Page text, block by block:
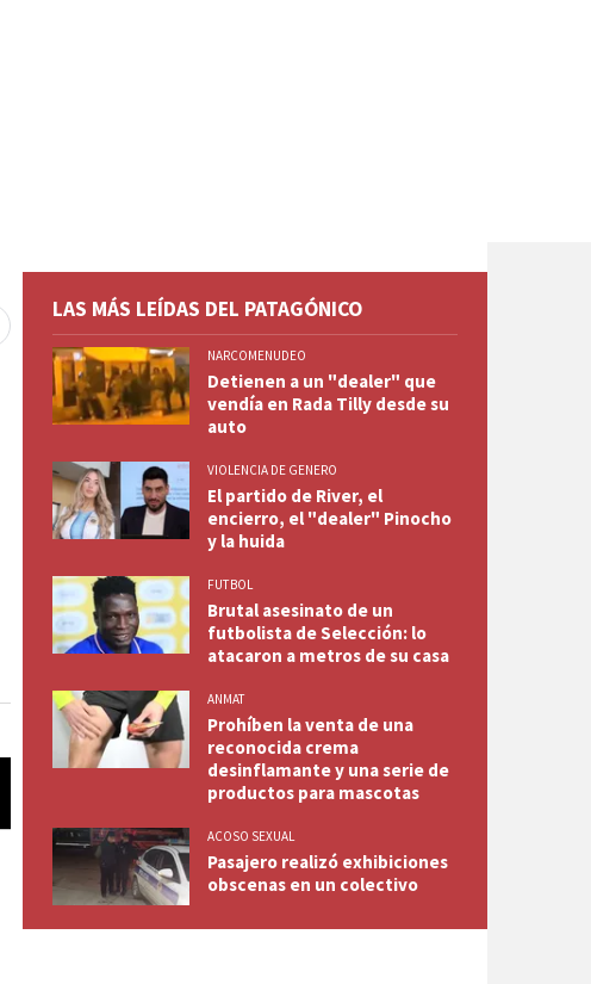
LAS MÁS LEÍDAS DEL PATAGÓNICO
NARCOMENUDEO
Detienen a un "dealer" que
vendía en Rada Tilly desde su
auto
VIOLENCIA DE GENERO
El partido de River, el
encierro, el "dealer" Pinocho
y la huida
FUTBOL
Brutal asesinato de un
futbolista de Selección: lo
atacaron a metros de su casa
ANMAT
Prohíben la venta de una
reconocida crema
desinflamante y una serie de
productos para mascotas
ACOSO SEXUAL
Pasajero realizó exhibiciones
obscenas en un colectivo